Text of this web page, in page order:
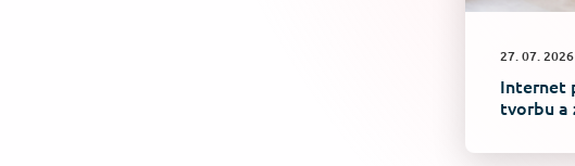
27. 07. 2026
Internet
tvorbu a